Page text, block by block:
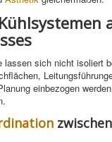
lassen sich nicht isoliert
einbezogen